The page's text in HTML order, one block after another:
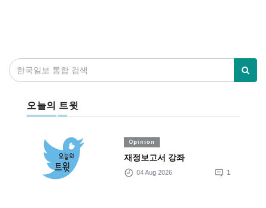
오늘의 트윗
Opinion
재정보고서 강좌
04 Aug 2026 1